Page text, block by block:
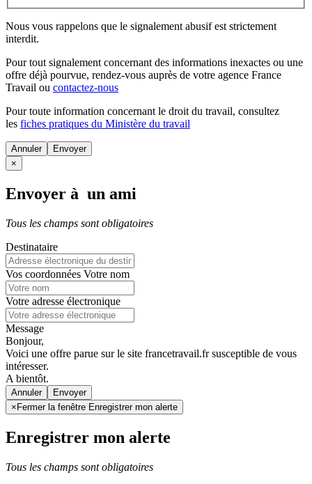
Nous vous rappelons que le signalement abusif est strictement
interdit.
Pour tout signalement concernant des informations inexactes ou une
offre déjà pourvue, rendez-vous auprès de votre agence France
Travail ou contactez-nous
Pour toute information concernant le droit du travail, consultez
les fiches pratiques du Ministère du travail
Annuler
×
Envoyer à un ami
Tous les champs sont obligatoires
Destinataire
Vos coordonnées Votre nom
Votre adresse électronique
Message
Bonjour,
Voici une offre parue sur le site francetravail.fr susceptible de vous
intéresser.
A bientôt.
Annuler
× Fermer la fenêtre Enregistrer mon alerte
Enregistrer mon alerte
Tous les champs sont obligatoires